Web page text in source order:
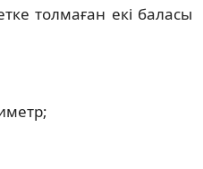
толмаған екі баласы